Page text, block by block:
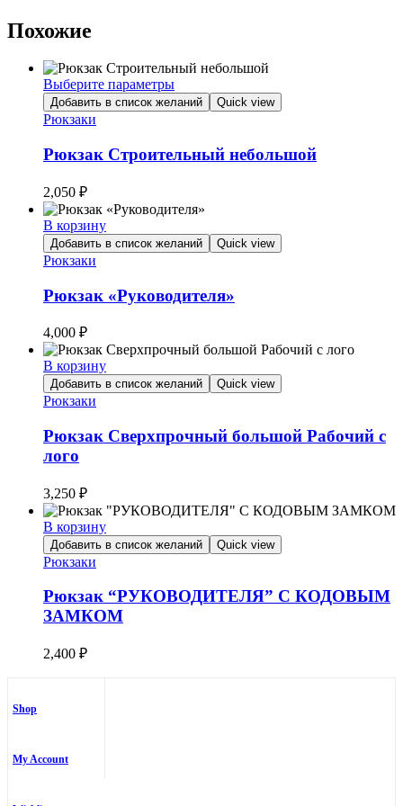
Похожие
Выберите параметры
Этот
товар
несколько
вариаций.
можно
выбрать
на
странице
товара.
Добавить в список желаний Quick view
Рюкзаки
Рюкзак Строительный небольшой
2,050 ₽
В корзину
Добавить в список желаний Quick view
Рюкзаки
Рюкзак «Руководителя»
4,000 ₽
В корзину
Добавить в список желаний Quick view
Рюкзаки
Рюкзак Сверхпрочный большой Рабочий с
лого
3,250 ₽
В корзину
Добавить в список желаний Quick view
Рюкзаки
Рюкзак “РУКОВОДИТЕЛЯ” С КОДОВЫМ
ЗАМКОМ
2,400 ₽
Shop
My Account